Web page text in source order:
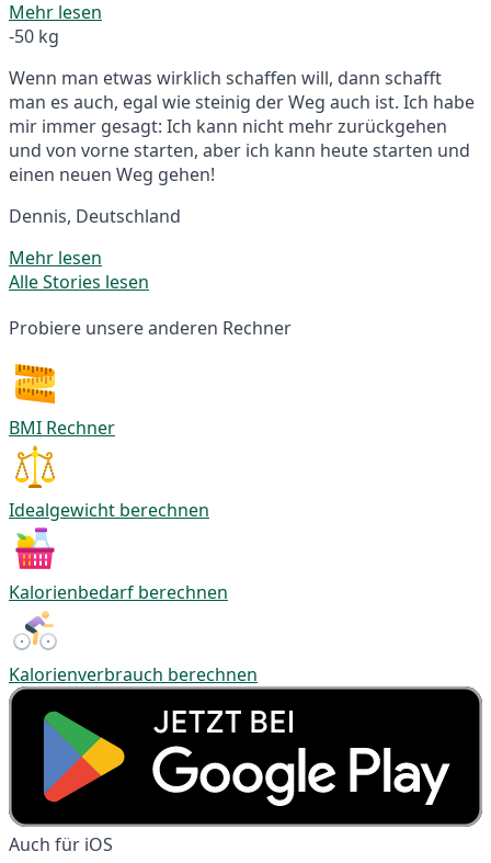
Mehr lesen
-50 kg
Wenn man etwas wirklich schaffen will, dann schafft
man es auch, egal wie steinig der Weg auch ist. Ich habe
mir immer gesagt: Ich kann nicht mehr zurückgehen
und von vorne starten, aber ich kann heute starten und
einen neuen Weg gehen!
Dennis, Deutschland
Mehr lesen
Alle Stories lesen
Probiere unsere anderen Rechner
BMI Rechner
Idealgewicht berechnen
Kalorienbedarf berechnen
Kalorienverbrauch berechnen
Auch für iOS